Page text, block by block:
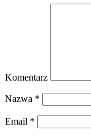
Komentarz
Nazwa *
Email *